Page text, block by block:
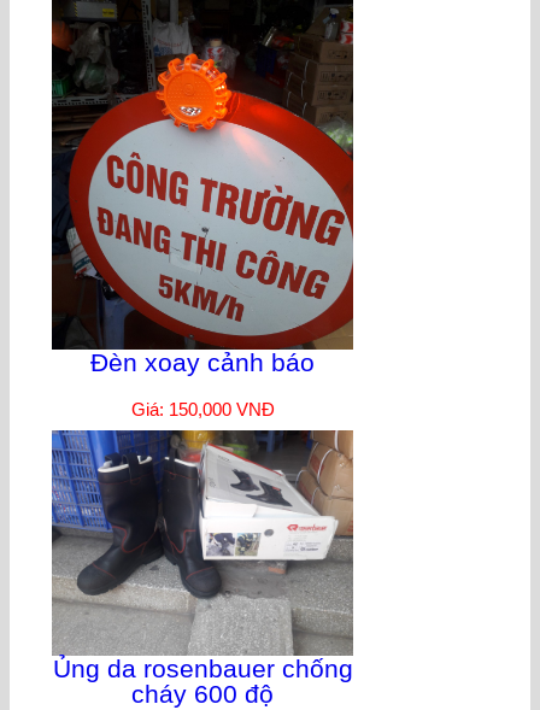
Đèn xoay cảnh báo
Giá: 150,000 VNĐ
Ủng da rosenbauer chống
cháy 600 độ